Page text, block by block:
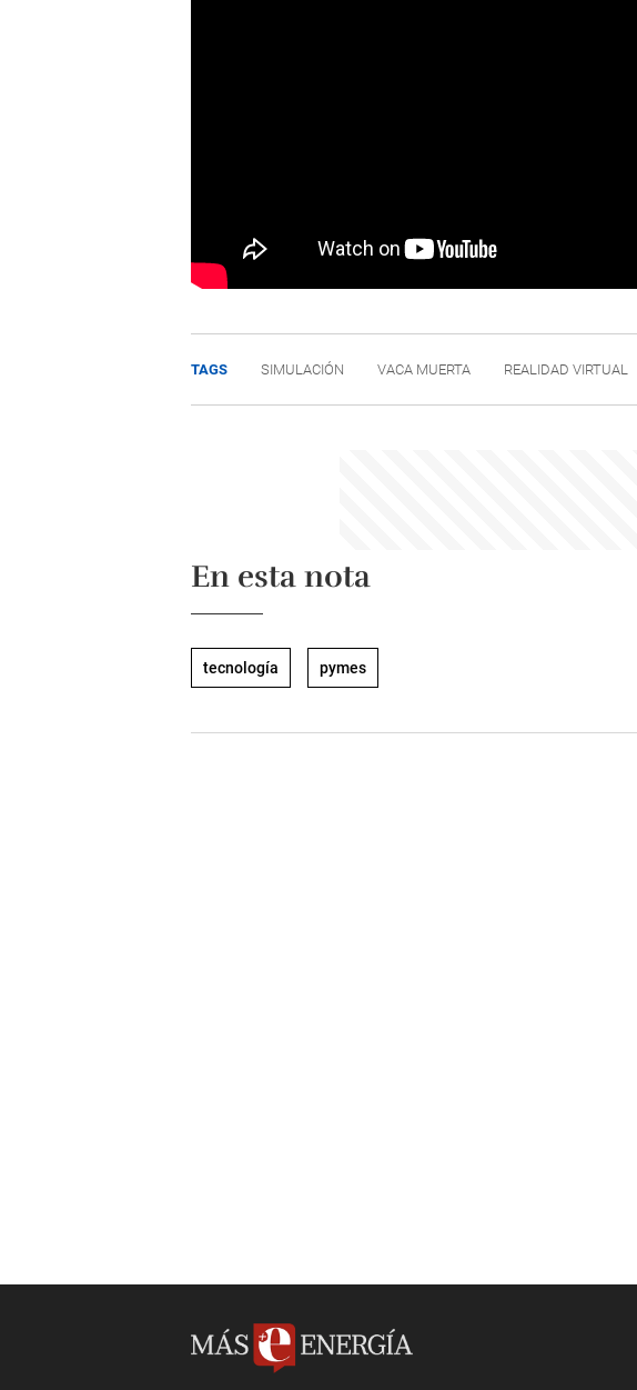
TAGS SIMULACIÓN VACA MUERTA REALIDAD VIRTUAL
En esta nota
tecnología pymes